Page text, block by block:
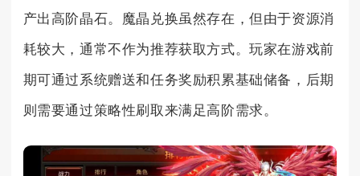
产出高阶晶石。魔晶兑换虽然存在，但由于资源消
耗较大，通常不作为推荐获取方式。玩家在游戏前
期可通过系统赠送和任务奖励积累基础储备，后期
则需要通过策略性刷取来满足高阶需求。